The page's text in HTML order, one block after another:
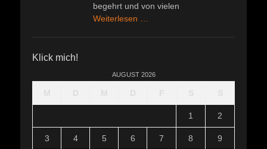
begehrt und von vielen
Weiterlesen …
Klick mich!
AUGUST 2026
1 2
3 4 5 6 7 8 9